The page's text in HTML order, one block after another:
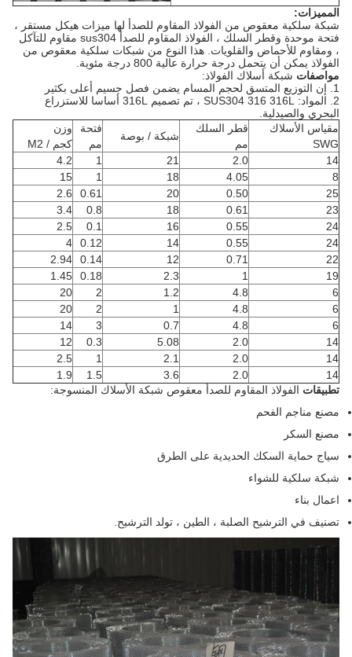
المميزات:
شبكة سلكية معقوص من الفولاذ المقاوم للصدأ لها ميزات هيكل مستقر ،
فتحة موحدة وقطر السلك ، الفولاذ المقاوم للصدأ sus304 مقاوم للتآكل
، ومقاوم للأحماض والقلويات. هذا النوع من شبكات سلكية معقوص من
الفولاذ يمكن أن يتحمل درجة حرارة عالية 800 درجة مئوية.
مواصفاتشبكة أسلاك الفولاذ:
2. المواد: SUS304 316 316L ، تم تصميم 316L أساسا للاستزراع
البحري والصيدلية.
مقياس الأسلاك
SWG
قطر السلك
مم
شبكة / بوصة
فتحة
مم
وزن
كجم / M2
14
2.0
21
4.2
4.05
18
15
25
0.50
20
0.61
2.6
23
0.61
18
0.8
3.4
24
0.55
16
0.1
2.5
24
0.55
14
0.12
4
22
0.71
12
0.14
2.94
19
2.3
0.18
1.45
4.8
1.2
20
4.8
20
4.8
0.7
14
14
2.0
5.08
0.3
12
14
2.0
2.1
2.5
14
2.0
3.6
1.5
1.9
تطبيقاتالفولاذ المقاوم للصدأ معقوص شبكة الأسلاك المنسوجة:
مصنع مناجم الفحم
مصنع السكر
سياج حماية السكك الحديدية على الطرق
شبكة سلكية للشواء
اعمال بناء
تصنيف في الترشيح الصلبة ، الطين ، تولد الترشيح.